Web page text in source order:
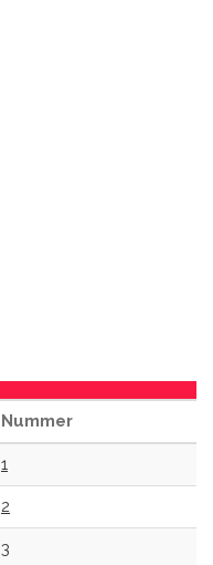
Nummer
1
2
3